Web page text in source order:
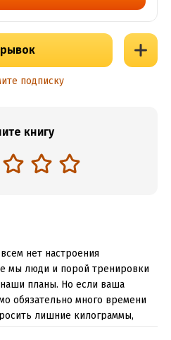
подписку
книгу
нет настроения
мы люди и порой тренировки
планы. Но если ваша
обязательно много времени
лишние килограммы,